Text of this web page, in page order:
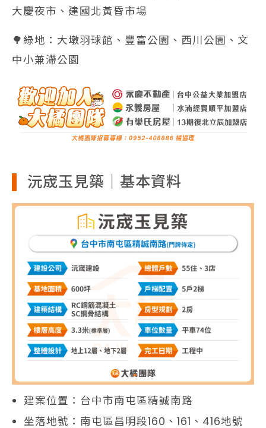
大慶夜市、建國北黃昏市場
🌳綠地：大墩羽球館、豐富公園、西川公園、文
中小兼滯公園
沅宬玉見築｜基本資料
建案位置：台中市南屯區精誠南路
坐落地號：南屯區昌明段160、161、416地號